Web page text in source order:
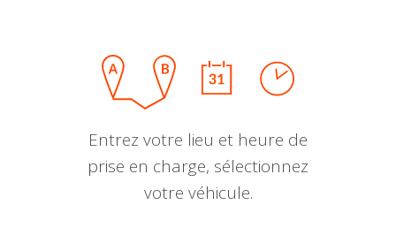
Entrez votre lieu et heure de
prise en charge, sélectionnez
votre véhicule.